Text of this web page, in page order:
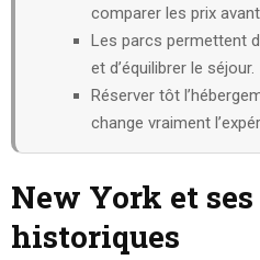
comparer les prix avant
Les parcs permettent
et d’équilibrer le séjour.
Réserver tôt
change vraiment
New York et
historiques